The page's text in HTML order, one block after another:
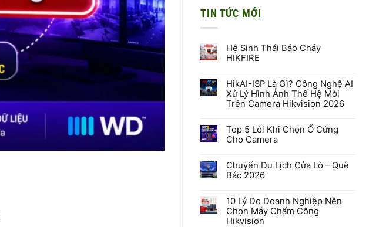
TIN TỨC MỚI
Hệ Sinh Thái Báo Cháy
HIKFIRE
bình
luận
ở
Hệ
Báo
Cháy
HIKFIRE
HikAI-ISP Là Gì? Công Nghệ AI
Xử Lý Hình Ảnh Thế Hệ Mới
Trên Camera Hikvision 2026
bình
luận
ở
Là
Gì?
Công
Xử
Lý
Hình
Ảnh
Top 5 Lỗi Khi Chọn Ổ Cứng
Cho Camera
bình
luận
ở
Lỗi
Khi
Chọn
Ổ
Chuyến Du Lịch Cửa Lò – Quê
Bác 2026
bình
luận
ở
Chuyến
10 Lý Do Doanh Nghiệp Nên
Chọn Máy Chấm Công
Hikvision